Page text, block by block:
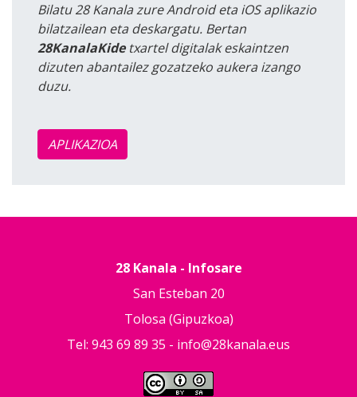
Bilatu 28 Kanala zure Android eta iOS aplikazio
bilatzailean eta deskargatu. Bertan
28KanalaKidetxartel digitalak eskaintzen
dizuten abantailez gozatzeko aukera izango
duzu.
APLIKAZIOA
28 Kanala - Infosare
San Esteban 20
Tolosa (Gipuzkoa)
Tel: 943 69 89 35 - info@28kanala.eus